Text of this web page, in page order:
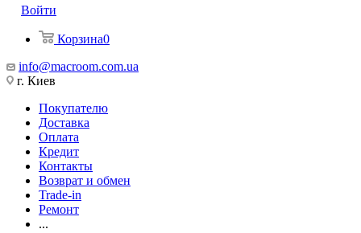
Войти
Корзина0
info@macroom.com.ua
г. Киев
Покупателю
Доставка
Оплата
Кредит
Контакты
Возврат и обмен
Trade-in
Ремонт
...